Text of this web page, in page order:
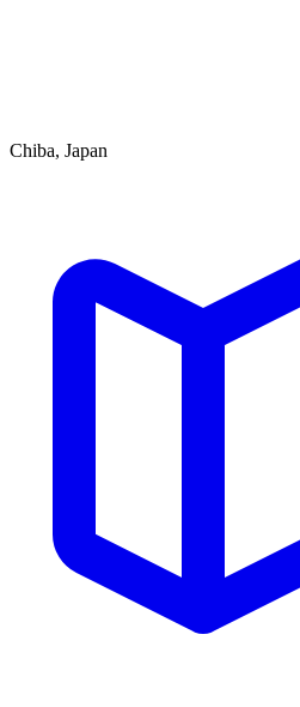
Chiba, Japan